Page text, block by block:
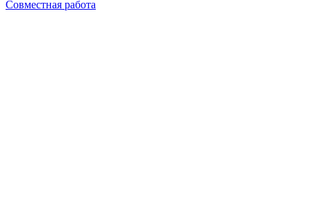
Совместная работа